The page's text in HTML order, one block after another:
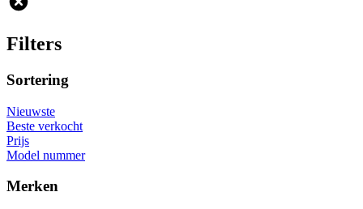
Filters
Sortering
Nieuwste
Beste verkocht
Prijs
Model nummer
Merken